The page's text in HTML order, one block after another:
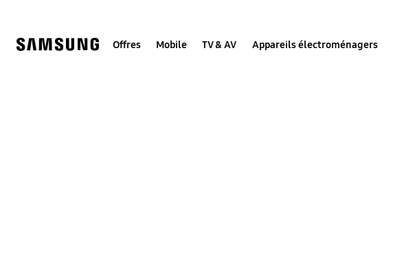
Offres Mobile TV & AV Appareils électroménagers